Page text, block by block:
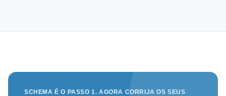
SCHEMA É O PASSO 1. AGORA CORRIJA OS SEUS